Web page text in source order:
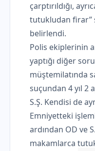
çarptırıldığı,
tutukludan firar”
belirlendi.
Polis ekiplerinin
yaptığı diğer
müştemilatında
suçundan 4 yıl 2
S.Ş. Kendisi de
Emniyetteki
ardından OD ve
makamlarca